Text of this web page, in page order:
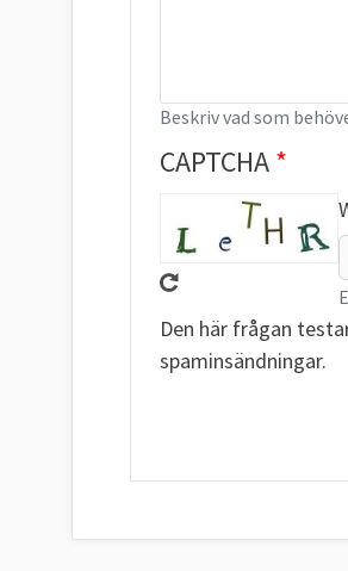
Beskriv vad som
CAPTCHA
Den här frågan
spaminsändningar.